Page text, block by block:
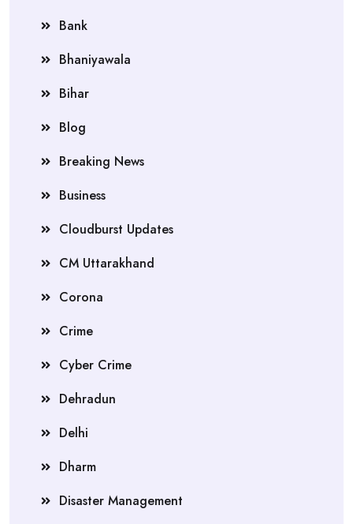
Bank
Bhaniyawala
Bihar
Blog
Breaking News
Business
Cloudburst Updates
CM Uttarakhand
Corona
Crime
Cyber Crime
Dehradun
Delhi
Dharm
Disaster Management